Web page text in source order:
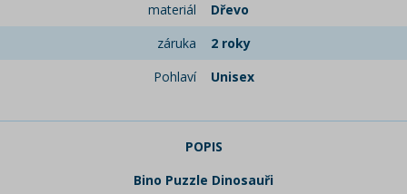
materiál
Dřevo
záruka
2 roky
Pohlaví
Unisex
POPIS
Bino Puzzle Dinosauři